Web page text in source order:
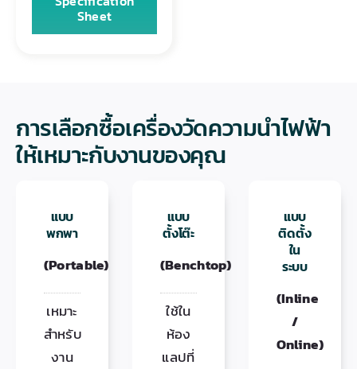
Sheet
การเลือกซื้อเครื่องวัดความนำไฟฟ้า
ให้เหมาะกับงานของคุณ
แบบ
พกพา
(Portable)
เหมาะ
สำหรับ
งาน
แบบ
ตั้งโต๊ะ
(Benchtop)
ใช้ใน
ห้อง
แลปที่
แบบ
ติดตั้ง
ใน
ระบบ
(Inline
/
Online)